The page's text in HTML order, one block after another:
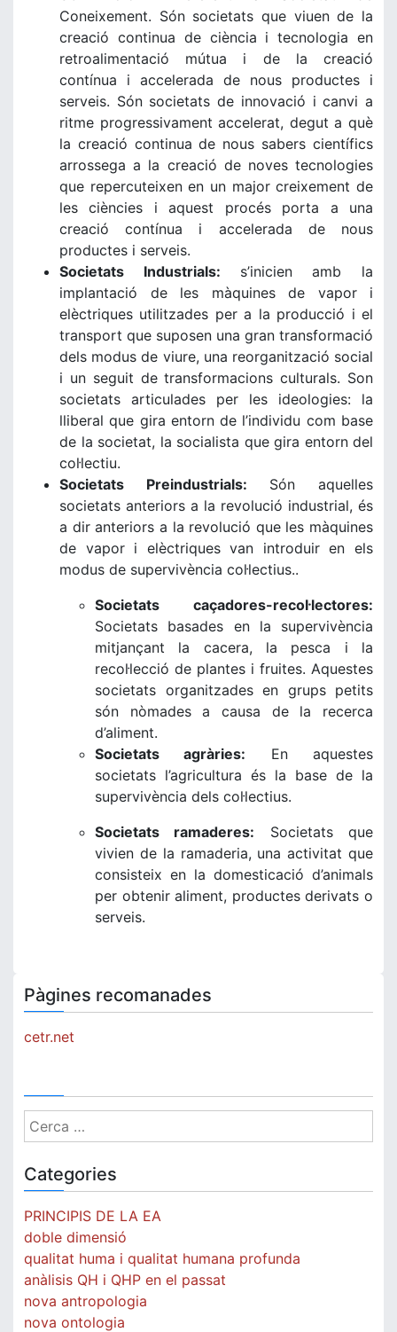
Coneixement. Són societats que viuen de la
creació continua de ciència i tecnologia en
retroalimentació mútua i de la creació
contínua i accelerada de nous productes i
serveis. Són societats de innovació i canvi a
ritme progressivament accelerat, degut a què
la creació continua de nous sabers científics
arrossega a la creació de noves tecnologies
que repercuteixen en un major creixement de
les ciències i aquest procés porta a una
creació contínua i accelerada de nous
productes i serveis.
Societats Industrials: s’inicien amb la
implantació de les màquines de vapor i
elèctriques utilitzades per a la producció i el
transport que suposen una gran transformació
dels modus de viure, una reorganització social
i un seguit de transformacions culturals. Son
societats articulades per les ideologies: la
lliberal que gira entorn de l’individu com base
de la societat, la socialista que gira entorn del
col·lectiu.
Societats Preindustrials: Són aquelles
societats anteriors a la revolució industrial, és
a dir anteriors a la revolució que les màquines
de vapor i elèctriques van introduir en els
modus de supervivència col·lectius..
Societats caçadores-recol·lectores:
Societats basades en la supervivència
mitjançant la cacera, la pesca i la
recol·lecció de plantes i fruites. Aquestes
societats organitzades en grups petits
són nòmades a causa de la recerca
d’aliment.
Societats agràries: En aquestes
societats l’agricultura és la base de la
supervivència dels col·lectius.
Societats ramaderes: Societats que
vivien de la ramaderia, una activitat que
consisteix en la domesticació d’animals
per obtenir aliment, productes derivats o
serveis.
Pàgines recomanades
cetr.net
Cerca:
Categories
PRINCIPIS DE LA EA
doble dimensió
qualitat huma i qualitat humana profunda
anàlisis QH i QHP en el passat
nova antropologia
nova ontologia